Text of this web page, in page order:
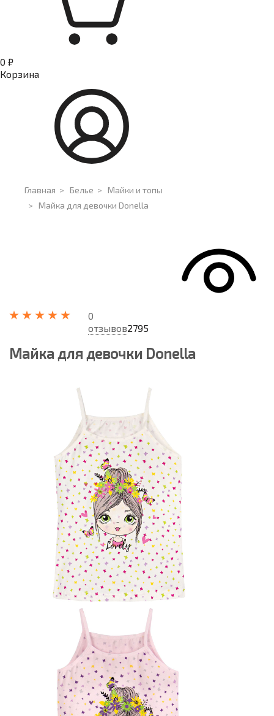
0 ₽
Корзина
Главная > Белье > Майки и топы
> Майка для девочки Donella
0
отзывов2795
Майка для девочки Donella